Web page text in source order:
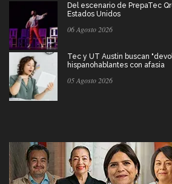
Del escenario de PrepaTec
Estados Unidos
06 Agosto 2026
Tec y UT Austin buscan
hispanohablantes con afasia
05 Agosto 2026